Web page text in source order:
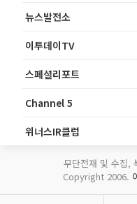
뉴스발전소
이투데이TV
스페셜리포트
Channel 5
위너스IR클럽
무단전재 및 수집,
Copyright 2006.